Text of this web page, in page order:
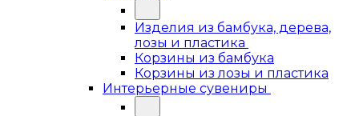
Изделия из бамбука, дерева,
лозы и пластика
Корзины из бамбука
Корзины из лозы и пластика
Интерьерные сувениры